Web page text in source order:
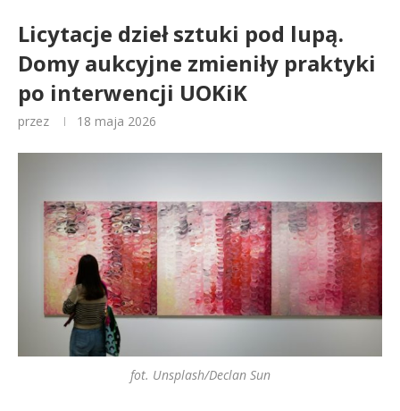
Licytacje dzieł sztuki pod lupą.
Domy aukcyjne zmieniły praktyki
po interwencji UOKiK
przez 18 maja 2026
fot. Unsplash/Declan Sun